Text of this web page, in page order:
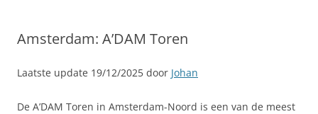
Amsterdam: A’DAM Toren
Laatste update 19/12/2025 door Johan
De A’DAM Toren in Amsterdam-Noord is een van de meest